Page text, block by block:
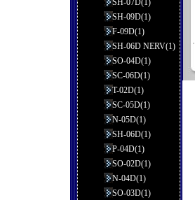
SH-07D(1)
SH-09D(1)
F-09D(1)
SH-06D NERV(1)
SO-04D(1)
SC-06D(1)
T-02D(1)
SC-05D(1)
N-05D(1)
SH-06D(1)
P-04D(1)
SO-02D(1)
N-04D(1)
SO-03D(1)